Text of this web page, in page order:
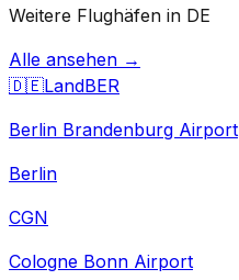
Weitere Flughäfen in DE
Alle ansehen →
🇩🇪LandBER
Berlin Brandenburg Airport
Berlin
CGN
Cologne Bonn Airport